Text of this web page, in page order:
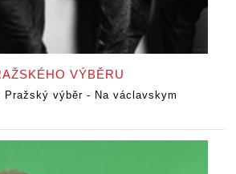
VÝBĚRU
Pražský výběr - Na václavskym